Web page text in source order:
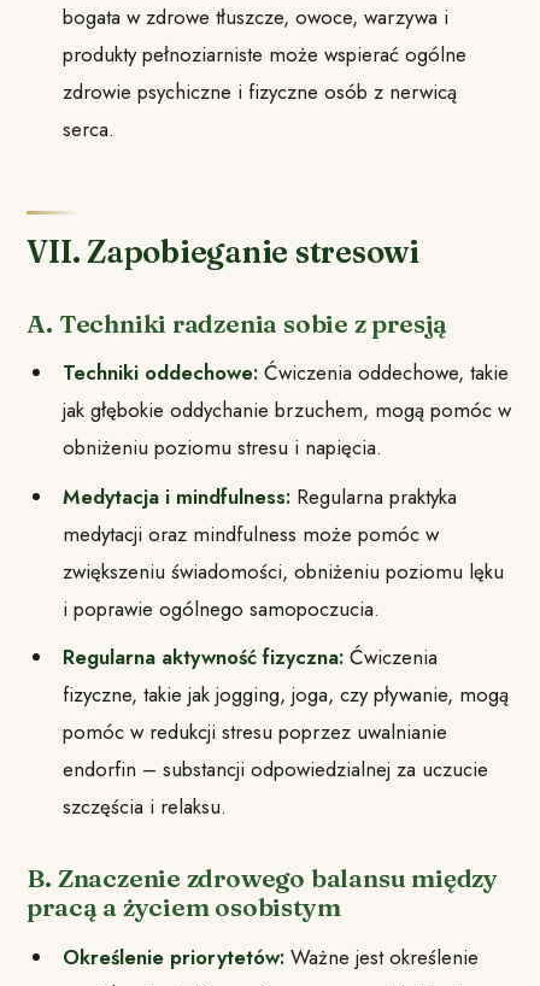
bogata w zdrowe tłuszcze, owoce, warzywa i
produkty pełnoziarniste może wspierać ogólne
zdrowie psychiczne i fizyczne osób z nerwicą
serca.
VII. Zapobieganie stresowi
A. Techniki radzenia sobie z presją
Techniki oddechowe: Ćwiczenia oddechowe, takie
jak głębokie oddychanie brzuchem, mogą pomóc w
obniżeniu poziomu stresu i napięcia.
Medytacja i mindfulness: Regularna praktyka
medytacji oraz mindfulness może pomóc w
zwiększeniu świadomości, obniżeniu poziomu lęku
i poprawie ogólnego samopoczucia.
Regularna aktywność fizyczna: Ćwiczenia
fizyczne, takie jak jogging, joga, czy pływanie, mogą
pomóc w redukcji stresu poprzez uwalnianie
endorfin – substancji odpowiedzialnej za uczucie
szczęścia i relaksu.
B. Znaczenie zdrowego balansu między
pracą a życiem osobistym
Określenie priorytetów: Ważne jest określenie